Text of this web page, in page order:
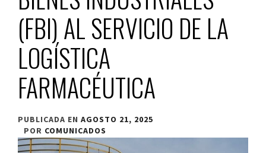
(FBI) AL SERVICIO DE LA
LOGÍSTICA
FARMACÉUTICA
PUBLICADA EN AGOSTO 21, 2025
POR COMUNICADOS